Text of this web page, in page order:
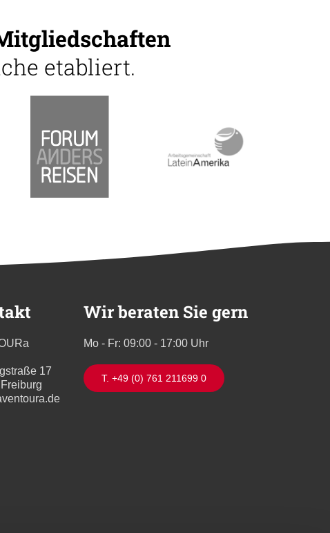
etabliert.
17
Wir beraten Sie gern
Mo - Fr: 09:00 - 17:00 Uhr
T. +49 (0) 761 211699 0